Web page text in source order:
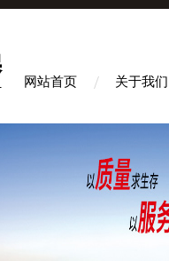
网站首页 关于我们